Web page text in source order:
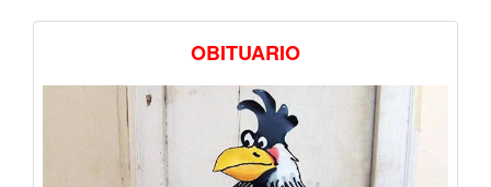
OBITUARIO